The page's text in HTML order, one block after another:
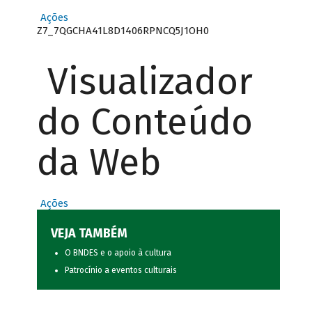
Ações
Z7_7QGCHA41L8D1406RPNCQ5J1OH0
Visualizador
do Conteúdo
da Web
Ações
VEJA TAMBÉM
O BNDES e o apoio à cultura
Patrocínio a eventos culturais